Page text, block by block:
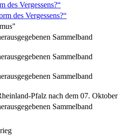
des Vergessens?“
des Vergessens?“
Sammelband
Sammelband
Sammelband
Pfalz nach dem 07. Oktober
Sammelband